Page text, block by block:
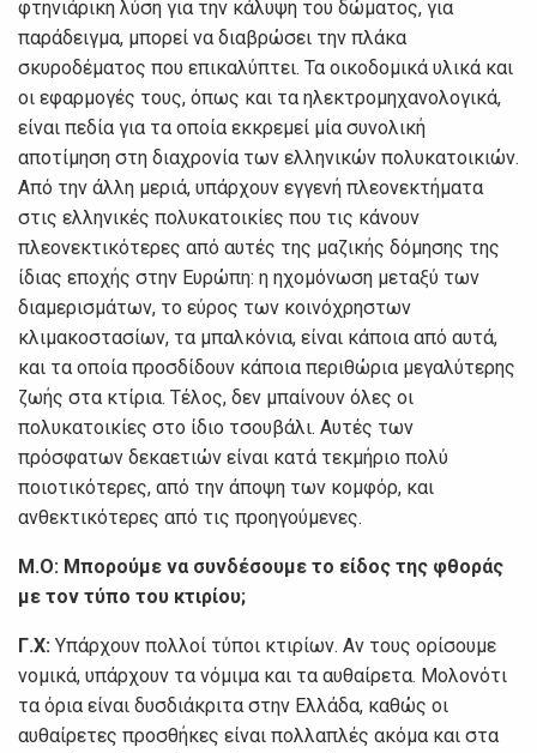
φτηνιάρικη λύση για την κάλυψη του δώματος, για
παράδειγμα, μπορεί να διαβρώσει την πλάκα
σκυροδέματος που επικαλύπτει. Τα οικοδομικά υλικά και
οι εφαρμογές τους, όπως και τα ηλεκτρομηχανολογικά,
είναι πεδία για τα οποία εκκρεμεί μία συνολική
αποτίμηση στη διαχρονία των ελληνικών πολυκατοικιών.
Από την άλλη μεριά, υπάρχουν εγγενή πλεονεκτήματα
στις ελληνικές πολυκατοικίες που τις κάνουν
πλεονεκτικότερες από αυτές της μαζικής δόμησης της
ίδιας εποχής στην Ευρώπη: η ηχομόνωση μεταξύ των
διαμερισμάτων, το εύρος των κοινόχρηστων
κλιμακοστασίων, τα μπαλκόνια, είναι κάποια από αυτά,
και τα οποία προσδίδουν κάποια περιθώρια μεγαλύτερης
ζωής στα κτίρια. Τέλος, δεν μπαίνουν όλες οι
πολυκατοικίες στο ίδιο τσουβάλι. Αυτές των
πρόσφατων δεκαετιών είναι κατά τεκμήριο πολύ
ποιοτικότερες, από την άποψη των κομφόρ, και
ανθεκτικότερες από τις προηγούμενες.
Μ.Ο: Μπορούμε να συνδέσουμε το είδος της φθοράς
με τον τύπο του κτιρίου;
Γ.Χ: Υπάρχουν πολλοί τύποι κτιρίων. Αν τους ορίσουμε
νομικά, υπάρχουν τα νόμιμα και τα αυθαίρετα. Μολονότι
τα όρια είναι δυσδιάκριτα στην Ελλάδα, καθώς οι
αυθαίρετες προσθήκες είναι πολλαπλές ακόμα και στα